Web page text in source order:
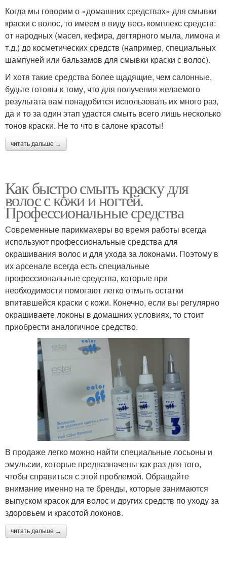
Когда мы говорим о «домашних средствах» для смывки
краски с волос, то имеем в виду весь комплекс средств:
от народных (масел, кефира, дегтярного мыла, лимона и
т.д.) до косметических средств (например, специальных
шампуней или бальзамов для смывки краски с волос).
И хотя такие средства более щадящие, чем салонные,
будьте готовы к тому, что для получения желаемого
результата вам понадобится использовать их много раз,
да и то за один этап удастся смыть всего лишь несколько
тонов краски. Не то что в салоне красоты!
читать дальше →
Как быстро смыть краску для
волос с кожи и ногтей.
Профессиональные средства
Современные парикмахеры во время работы всегда
используют профессиональные средства для
окрашивания волос и для ухода за локонами. Поэтому в
их арсенале всегда есть специальные
профессиональные средства, которые при
необходимости помогают легко отмыть остатки
впитавшейся краски с кожи. Конечно, если вы регулярно
окрашиваете локоны в домашних условиях, то стоит
приобрести аналогичное средство.
В продаже легко можно найти специальные лосьоны и
эмульсии, которые предназначены как раз для того,
чтобы справиться с этой проблемой. Обращайте
внимание именно на те бренды, которые занимаются
выпуском красок для волос и других средств по уходу за
здоровьем и красотой локонов.
читать дальше →